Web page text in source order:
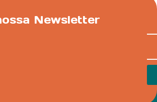
Newsletter